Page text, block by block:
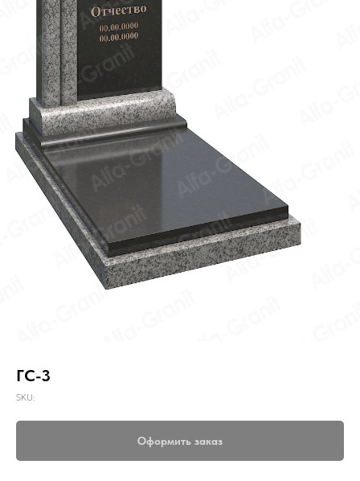
ГС-3
SKU:
Оформить заказ